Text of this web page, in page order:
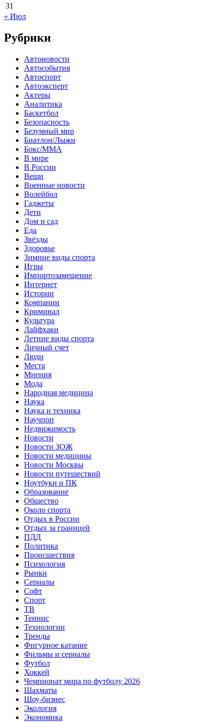
31
« Июл
Рубрики
Автоновости
Автособытия
Автоспорт
Автоэксперт
Актеры
Аналитика
Баскетбол
Безопасность
Безумный мир
Биатлон/Лыжи
Бокс/MMA
В мире
В России
Вещи
Военные новости
Волейбол
Гаджеты
Дети
Дом и сад
Еда
Звёзды
Здоровье
Зимние виды спорта
Игры
Импортозамещение
Интернет
Истории
Компании
Криминал
Культура
Лайфхаки
Летние виды спорта
Личный счет
Люди
Места
Мнения
Мода
Народная медицина
Наука
Наука и техника
Научпоп
Недвижимость
Новости
Новости ЗОЖ
Новости медицины
Новости Москвы
Новости путешествий
Ноутбуки и ПК
Образование
Общество
Около спорта
Отдых в России
Отдых за границей
ПДД
Политика
Происшествия
Психология
Рынки
Сериалы
Софт
Спорт
ТВ
Теннис
Технологии
Тренды
Фигурное катание
Фильмы и сериалы
Футбол
Хоккей
Чемпионат мира по футболу 2026
Шахматы
Шоу-бизнес
Экология
Экономика